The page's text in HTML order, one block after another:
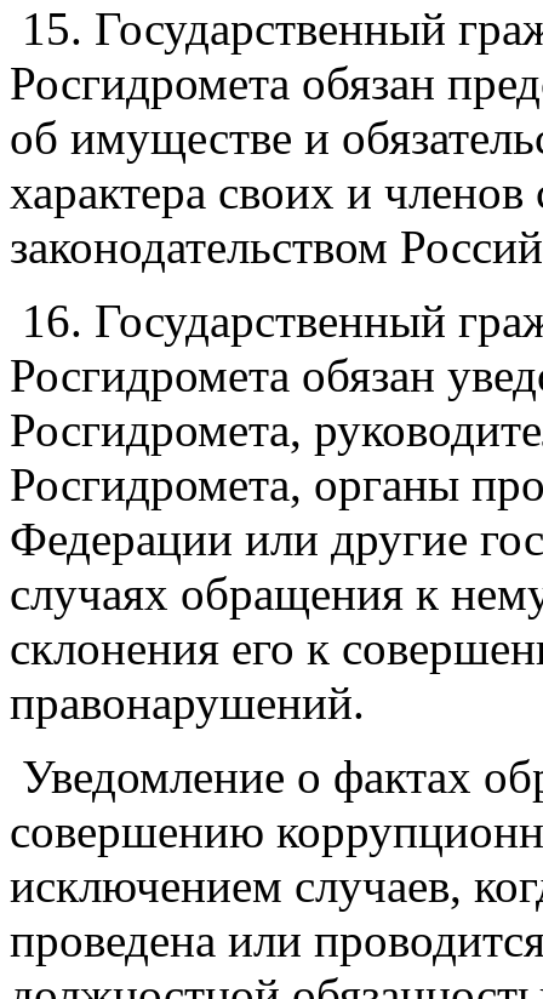
15. Государственный
Росгидромета обязан
об имуществе и
характера своих и
законодательством
16. Государственный
Росгидромета обязан
Росгидромета,
Росгидромета, органы
Федерации или другие
случаях обращения к
склонения его к
правонарушений.
Уведомление о фактах
совершению
исключением случаев,
проведена или